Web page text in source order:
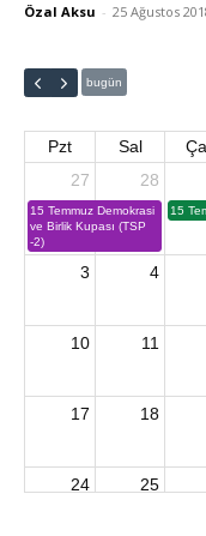
Özal Aksu - 25 Ağustos
bugün
Pzt Sal
27
15 Temmuz Demokrasi
ve Birlik Kupası (TSP
-2)
28
15
3 4
10 11
17 18
24 25